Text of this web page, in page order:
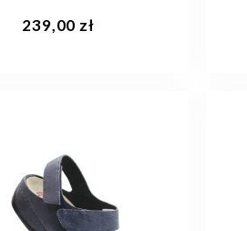
239,00 zł